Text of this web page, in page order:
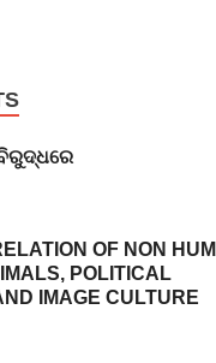
OF NON
POLITICAL
IMAGE CULTURE